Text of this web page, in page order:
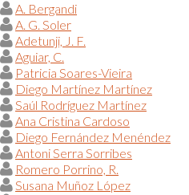
A. Bergandi
A. G. Soler
Adetunji, J. F.
Aguiar, C.
Patricia Soares-Vieira
Diego Martínez Martínez
Saúl Rodríguez Martínez
Ana Cristina Cardoso
Diego Fernández Menéndez
Antoni Serra Sorribes
Romero Porrino, R.
Susana Muñoz López